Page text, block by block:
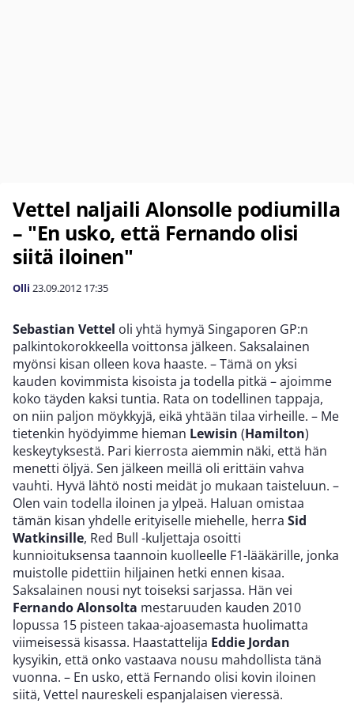
Vettel naljaili Alonsolle podiumilla
– "En usko, että Fernando olisi
siitä iloinen"
Olli 23.09.2012 17:35
Sebastian Vettel oli yhtä hymyä Singaporen GP:n
palkintokorokkeella voittonsa jälkeen. Saksalainen
myönsi kisan olleen kova haaste. – Tämä on yksi
kauden kovimmista kisoista ja todella pitkä – ajoimme
koko täyden kaksi tuntia. Rata on todellinen tappaja,
on niin paljon möykkyjä, eikä yhtään tilaa virheille. – Me
tietenkin hyödyimme hieman Lewisin (Hamilton)
keskeytyksestä. Pari kierrosta aiemmin näki, että hän
menetti öljyä. Sen jälkeen meillä oli erittäin vahva
vauhti. Hyvä lähtö nosti meidät jo mukaan taisteluun. –
Olen vain todella iloinen ja ylpeä. Haluan omistaa
tämän kisan yhdelle erityiselle miehelle, herra Sid
Watkinsille, Red Bull -kuljettaja osoitti
kunnioituksensa taannoin kuolleelle F1-lääkärille, jonka
muistolle pidettiin hiljainen hetki ennen kisaa.
Saksalainen nousi nyt toiseksi sarjassa. Hän vei
Fernando Alonsolta mestaruuden kauden 2010
lopussa 15 pisteen takaa-ajoasemasta huolimatta
viimeisessä kisassa. Haastattelija Eddie Jordan
kysyikin, että onko vastaava nousu mahdollista tänä
vuonna. – En usko, että Fernando olisi kovin iloinen
siitä, Vettel naureskeli espanjalaisen vieressä.